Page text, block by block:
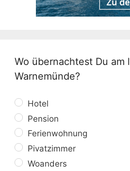
Wo übernachtest Du am
Warnemünde?
Hotel
Pension
Ferienwohnung
Pivatzimmer
Woanders